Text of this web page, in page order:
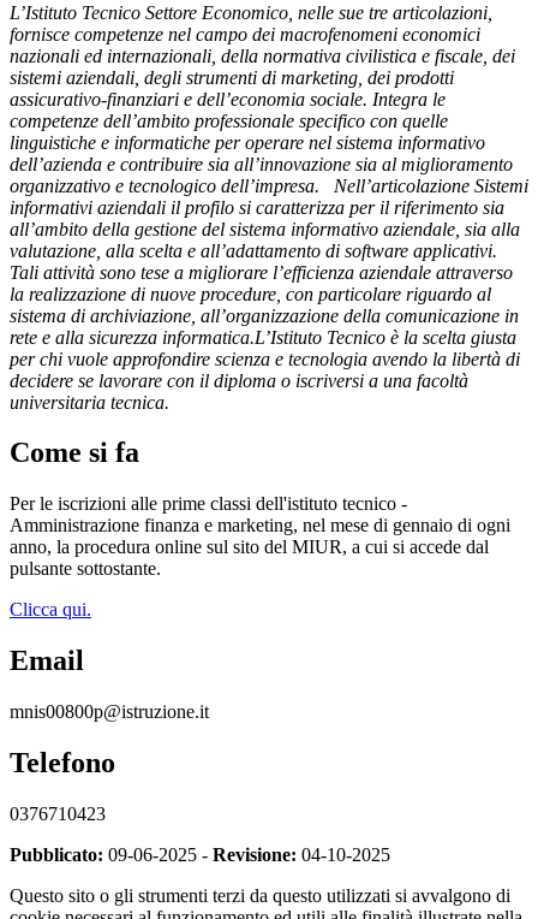
L’Istituto Tecnico Settore Economico, nelle sue tre articolazioni,
fornisce competenze nel campo dei macrofenomeni economici
nazionali ed internazionali, della normativa civilistica e fiscale, dei
sistemi aziendali, degli strumenti di marketing, dei prodotti
assicurativo-finanziari e dell’economia sociale. Integra le
competenze dell’ambito professionale specifico con quelle
linguistiche e informatiche per operare nel sistema informativo
dell’azienda e contribuire sia all’innovazione sia al miglioramento
organizzativo e tecnologico dell’impresa. Nell’articolazione Sistemi
informativi aziendali il profilo si caratterizza per il riferimento sia
all’ambito della gestione del sistema informativo aziendale, sia alla
valutazione, alla scelta e all’adattamento di software applicativi.
Tali attività sono tese a migliorare l’efficienza aziendale attraverso
la realizzazione di nuove procedure, con particolare riguardo al
sistema di archiviazione, all’organizzazione della comunicazione in
rete e alla sicurezza informatica.L’Istituto Tecnico è la scelta giusta
per chi vuole approfondire scienza e tecnologia avendo la libertà di
decidere se lavorare con il diploma o iscriversi a una facoltà
universitaria tecnica.
Come si fa
Per le iscrizioni alle prime classi dell'istituto tecnico -
Amministrazione finanza e marketing, nel mese di gennaio di ogni
anno, la procedura online sul sito del MIUR, a cui si accede dal
pulsante sottostante.
Clicca qui.
Email
mnis00800p@istruzione.it
Telefono
0376710423
Pubblicato: 09-06-2025 - Revisione: 04-10-2025
Questo sito o gli strumenti terzi da questo utilizzati si avvalgono di